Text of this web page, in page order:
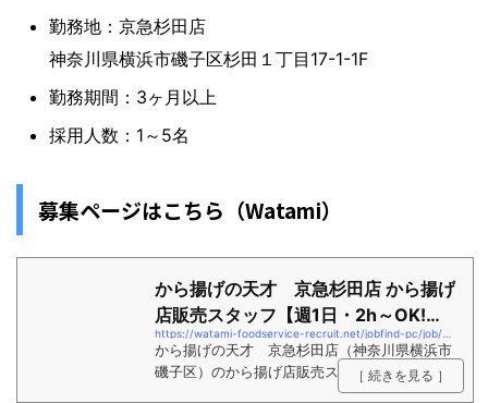
勤務地：京急杉田店
神奈川県横浜市磯子区杉田１丁目17-1-1F
勤務期間：3ヶ月以上
採用人数：1～5名
募集ページはこちら（Watami）
から揚げの天才 京急杉田店 から揚げ
店販売スタッフ【週1日・2h～OK!
京急杉田駅...
から揚げの天才 京急杉田店（神奈川県横浜市
磯子区）のから揚げ店販売スタッフ【週1日・2
h～OK! 京急杉田駅 徒歩1分】の募集要項。
［ 続きを見る ］